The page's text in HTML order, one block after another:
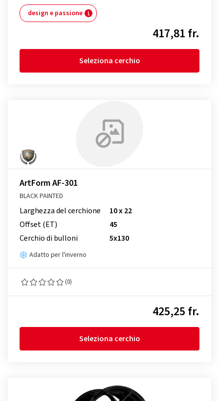
design e passione
417,81 fr.
Seleziona cerchio
ArtForm AF-301
BLACK PAINTED
Larghezza del cerchione
10 x 22
Offset (ET)
45
Cerchio di bulloni
5x130
Adatto per l'inverno
(0)
425,25 fr.
Seleziona cerchio